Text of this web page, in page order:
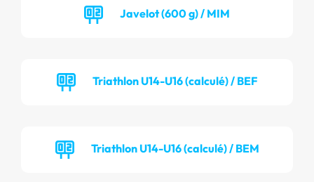
Javelot (600 g) / MIM
Triathlon U14-U16 (calculé) / BEF
Triathlon U14-U16 (calculé) / BEM